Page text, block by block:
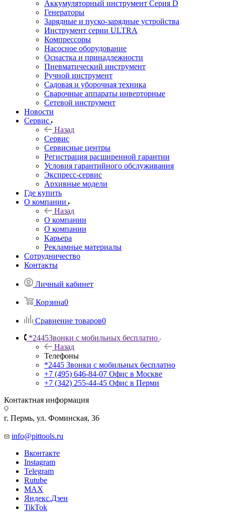
Аккумуляторный инструмент Серия D
Генераторы
Зарядные и пуско-зарядные устройства
Инструмент серии ULTRA
Компрессоры
Насосное оборудование
Оснастка и принадлежности
Пневматический инструмент
Ручной инструмент
Садовая и уборочная техника
Сварочные аппараты инверторные
Сетевой инструмент
Новости
Сервис
Назад
Сервис
Сервисные центры
Регистрация расширенной гарантии
Условия гарантийного обслуживания
Экспресс-сервис
Архивные модели
Где купить
О компании
Назад
О компании
О компании
Карьера
Рекламные материалы
Сотрудничество
Контакты
Личный кабинет
Корзина0
Сравнение товаров0
*2445Звонки с мобильных бесплатно
Назад
Телефоны
*2445 Звонки с мобильных бесплатно
+7 (495) 646-84-07 Офис в Москве
+7 (342) 255-44-45 Офис в Перми
Контактная информация
г. Пермь, ул. Фоминская, 36
info@pittools.ru
Вконтакте
Instagram
Telegram
Rutube
MAX
Яндекс.Дзен
TikTok